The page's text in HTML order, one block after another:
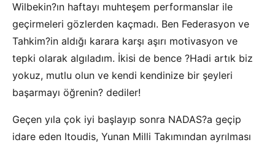
Wilbekin?ın haftayı muhteşem performanslar ile
geçirmeleri gözlerden kaçmadı. Ben Federasyon ve
Tahkim?in aldığı karara karşı aşırı motivasyon ve
tepki olarak algıladım. İkisi de bence ?Hadi artık biz
yokuz, mutlu olun ve kendi kendinize bir şeyleri
başarmayı öğrenin? dediler!
Geçen yıla çok iyi başlayıp sonra NADAS?a geçip
idare eden Itoudis, Yunan Milli Takımından ayrılması